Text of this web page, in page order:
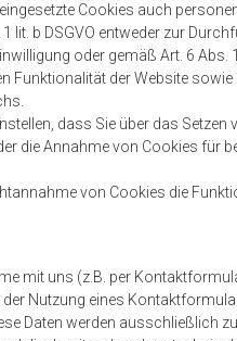
Cookies auch
lit. b DSGVO entweder zur
oder gemäß Art. 6
Funktionalität der Website
dass Sie über das
die Annahme von Cookies für
von Cookies die
mit uns (z.B. per
der Nutzung eines
Daten werden ausschließlich